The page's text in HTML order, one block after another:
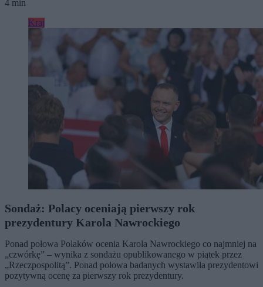
4 min
Kraj
Sondaż: Polacy oceniają pierwszy rok
prezydentury Karola Nawrockiego
Ponad połowa Polaków ocenia Karola Nawrockiego co najmniej na
„czwórkę” – wynika z sondażu opublikowanego w piątek przez
„Rzeczpospolitą”. Ponad połowa badanych wystawiła prezydentowi
pozytywną ocenę za pierwszy rok prezydentury.